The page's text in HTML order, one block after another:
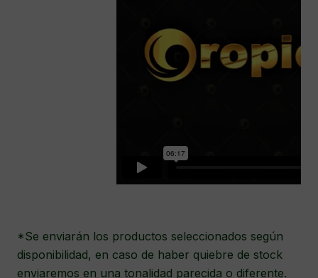
*Se enviarán los productos seleccionados según
disponibilidad, en caso de haber quiebre de stock
enviaremos en una tonalidad parecida o diferente.